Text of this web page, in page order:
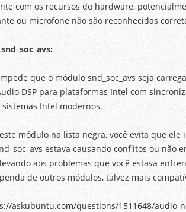
com os recursos do hardware,
ou microfone não são reconhecidas
que o módulo snd_soc_avs seja
DSP para plataformas Intel com
Intel modernos.
módulo na lista negra, você evita que
estava causando conflitos ou
aos problemas que você estava
de outros módulos, talvez mais
askubuntu.com/questions/1511648/audio-